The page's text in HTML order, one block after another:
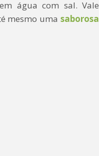
água com sal. Vale
mesmo umasaborosa